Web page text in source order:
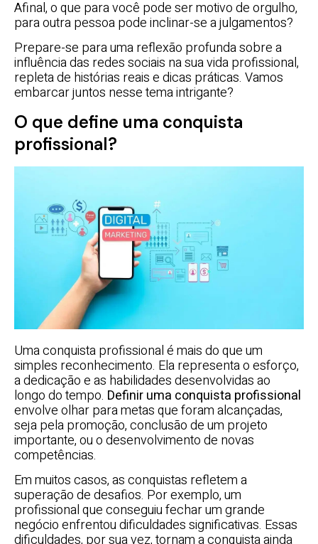
Afinal, o que para você pode ser motivo de orgulho,
para outra pessoa pode inclinar-se a julgamentos?
Prepare-se para uma reflexão profunda sobre a
influência das redes sociais na sua vida profissional,
repleta de histórias reais e dicas práticas. Vamos
embarcar juntos nesse tema intrigante?
O que define uma conquista
profissional?
Uma conquista profissional é mais do que um
simples reconhecimento. Ela representa o esforço,
a dedicação e as habilidades desenvolvidas ao
longo do tempo. Definir uma conquista profissional
envolve olhar para metas que foram alcançadas,
seja pela promoção, conclusão de um projeto
importante, ou o desenvolvimento de novas
competências.
Em muitos casos, as conquistas refletem a
superação de desafios. Por exemplo, um
profissional que conseguiu fechar um grande
negócio enfrentou dificuldades significativas. Essas
dificuldades, por sua vez, tornam a conquista ainda